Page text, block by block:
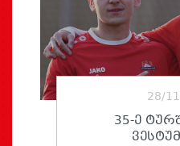
28/
35-Ე